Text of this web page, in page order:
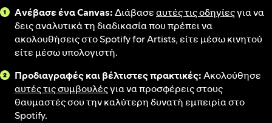
Ανέβασε ένα Canvas:Διάβασεαυτές τις οδηγίεςγια να
δεις αναλυτικά τη διαδικασία που πρέπει να
ακολουθήσεις στο Spotify for Artists, είτε μέσω κινητού
είτε μέσω υπολογιστή.
Προδιαγραφές και βέλτιστες πρακτικές:Ακολούθησε
αυτές τις συμβουλέςγια να προσφέρεις στους
θαυμαστές σου την καλύτερη δυνατή εμπειρία στο
Spotify.